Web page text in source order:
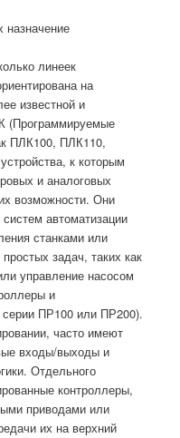
назначение
линеек
на
известной и
(Программируемые
ПЛК100, ПЛК110,
к которым
и аналоговых
возможности. Они
автоматизации
станками или
задач, таких как
управление насосом
и
ПР100 или ПР200).
часто имеют
входы/выходы и
Отдельного
контроллеры,
приводами или
их на верхний